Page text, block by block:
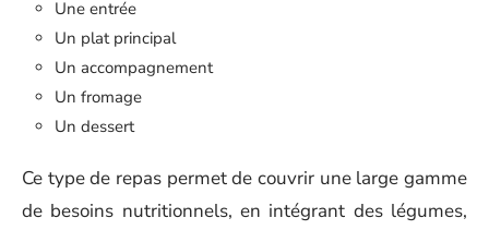
Une entrée
Un plat principal
Un accompagnement
Un fromage
Un dessert
Ce type de repas permet de couvrir une large gamme
de besoins nutritionnels, en intégrant des légumes,